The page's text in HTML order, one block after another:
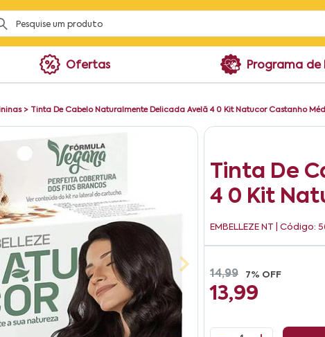
Ofertas Programa
> Tinta De Cabelo Naturalmente Delicada Avelã 4 0 Kit Natucor Castanho
Tinta De
4 0 Kit
EMBELLEZE NT | Código:
14,99 7% OFF
13,99